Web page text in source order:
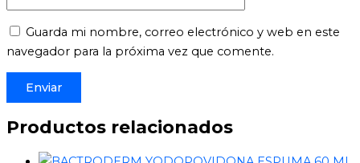
Guarda mi nombre, correo electrónico y web en este
navegador para la próxima vez que comente.
Productos relacionados